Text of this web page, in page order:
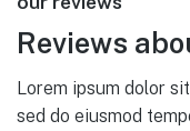
Reviews
Lorem ipsum dolor
sed do eiusmod